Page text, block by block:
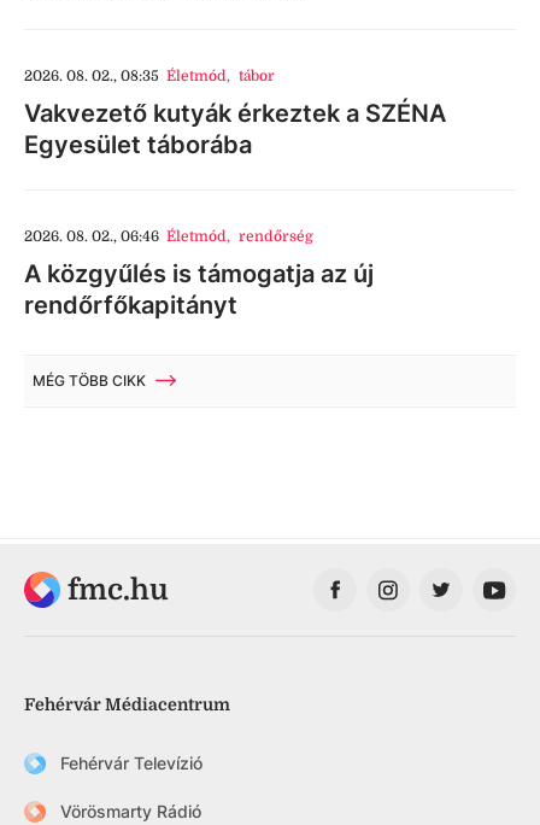
2026. 08. 02., 08:35 Életmód, tábor
Vakvezető kutyák érkeztek a SZÉNA
Egyesület táborába
2026. 08. 02., 06:46 Életmód, rendőrség
A közgyűlés is támogatja az új
rendőrfőkapitányt
MÉG TÖBB CIKK
fmc.hu
Fehérvár Médiacentrum
Fehérvár Televízió
Vörösmarty Rádió